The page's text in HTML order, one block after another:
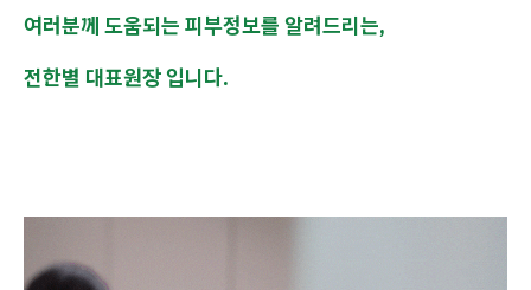
여러분께 도움되는 피부정보를 알려드리는,
전한별 대표원장 입니다.